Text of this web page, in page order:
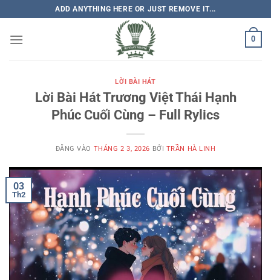
qua
nội
ADD ANYTHING HERE OR JUST REMOVE IT...
0
LỜI BÀI HÁT
Lời Bài Hát Trương Việt Thái Hạnh
Phúc Cuối Cùng – Full Rylics
ĐĂNG VÀO THÁNG 2 3, 2026 BỞI TRẦN HÀ LINH
03
Th2